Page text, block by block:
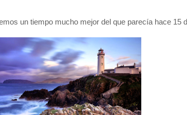
un tiempo mucho mejor del que parecía hace 15